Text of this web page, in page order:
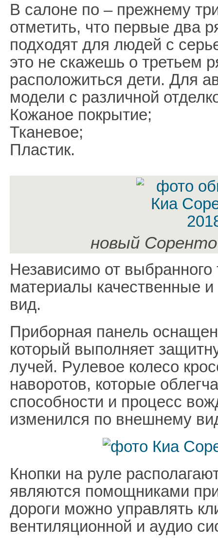
В салоне по – прежнему
отметить, что первые два
подходят для людей с
это не скажешь о третьем
расположиться дети. Для
модели с различной
Кожаное покрытие;
Тканевое;
Пластик.
новый
Независимо от выбранного
материалы качественные
вид.
Приборная панель
который выполняет
лучей. Рулевое колесо
наворотов, которые
способности и процесс
изменился по внешнему
Кнопки на руле
являются помощниками
дороги можно управлять
вентиляционной и аудио